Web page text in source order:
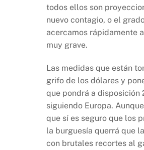
todos ellos son
nuevo contagio, o el
acercamos rápidamente
muy grave.
Las medidas que están
grifo de los dólares y
que pondrá a disposición
siguiendo Europa.
que sí es seguro que los
la burguesía querrá que
con brutales recortes al